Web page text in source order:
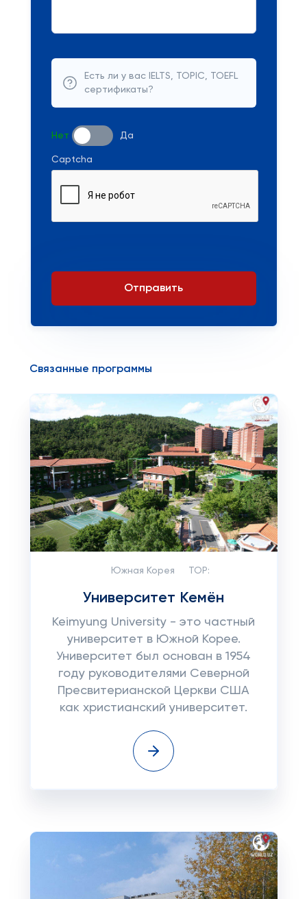
Есть ли у вас IELTS, TOPIC, TOEFL
сертификаты?
Нет Да
Captcha
Отправить
Связанные программы
Южная Корея TOP:
Университет Кемён
Keimyung University - это частный
университет в Южной Корее.
Университет был основан в 1954
году руководителями Северной
Пресвитерианской Церкви США
как христианский университет.